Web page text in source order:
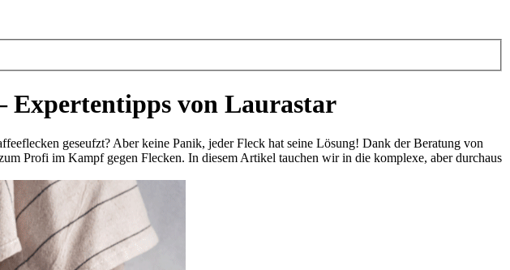
Expertentipps von Laurastar
geseufzt? Aber keine Panik, jeder Fleck hat seine Lösung! Dank der Beratung von
Profi im Kampf gegen Flecken. In diesem Artikel tauchen wir in die komplexe, aber durchaus